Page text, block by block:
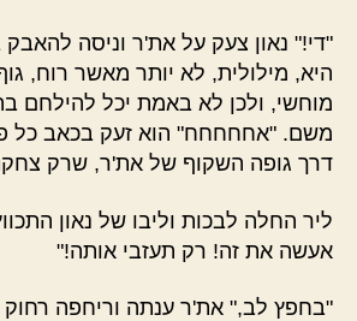
"די!" נאון צעק על את'ר וניסה
היא, מילולית, לא יותר מאשר רוח, גוף
מוחשי, ולכן לא באמת יכל להילחם
משם. "אחחחחח" הוא זעק בכאב כל
דרך גופה השקוף של את'ר, שרק
ליר החלה לבכות וליבו של נאון
אעשה את זה! רק תעזבי אותה!"
"בחפץ לב," את'ר ענתה וריחפה רחוק